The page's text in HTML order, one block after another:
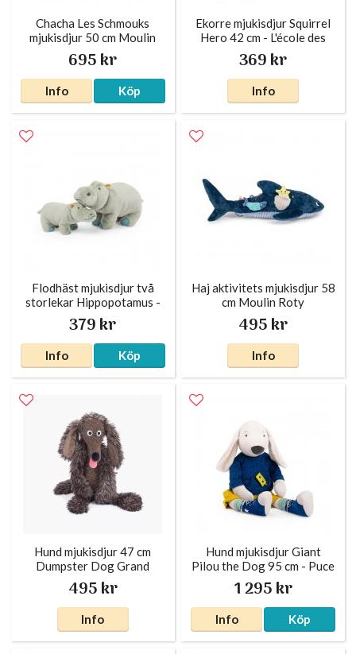
Chacha Les Schmouks
mjukisdjur 50 cm Moulin
Roty
695 kr
Info Köp
Ekorre mjukisdjur Squirrel
Hero 42 cm - L'école des
loisirs Moulin Roty
369 kr
Info
Flodhäst mjukisdjur två
storlekar Hippopotamus -
Tout autour du monde
Moulin Roty
379 kr
Info Köp
Haj aktivitets mjukisdjur 58
cm Moulin Roty
495 kr
Info
Hund mjukisdjur 47 cm
Dumpster Dog Grand
Chien Pourri Moulin Roty
495 kr
Info
Hund mjukisdjur Giant
Pilou the Dog 95 cm - Puce
& Pilou Moulin Roty
1 295 kr
Info Köp